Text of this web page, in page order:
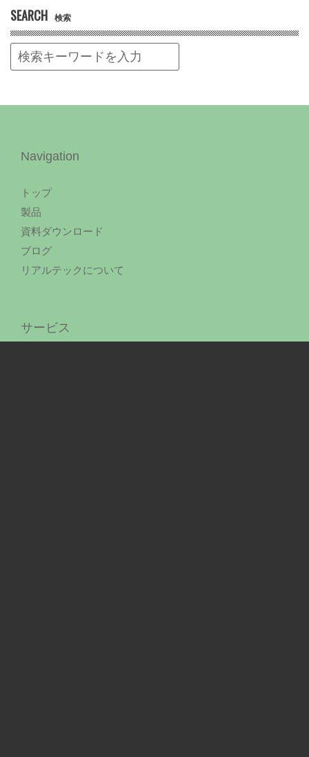
SEARCH 検索
Navigation
トップ
製品
資料ダウンロード
ブログ
リアルテックについて
サービス